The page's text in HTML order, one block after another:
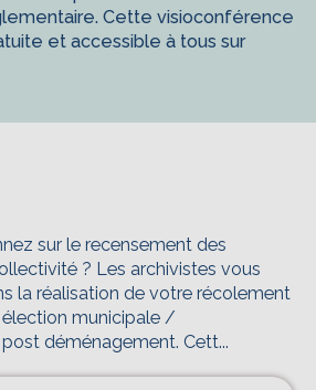
Cette visioconférence
et accessible à tous sur
sur le recensement des
? Les archivistes vous
la réalisation de votre récolement
municipale /
déménagement. Cett...